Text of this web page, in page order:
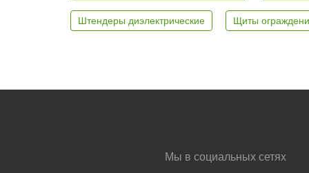
Штендеры диэлектрические Щиты
Мы в социальных сетях